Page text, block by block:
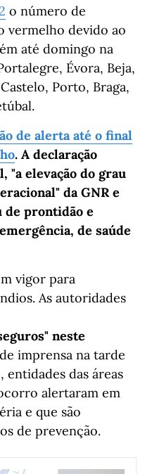
o número de
vermelho devido ao
até domingo na
Évora, Beja,
Porto, Braga,
de alerta até o final
. A declaração
"a elevação do grau
da GNR e
de prontidão e
de saúde
vigor para
As autoridades
neste
imprensa na tarde
das áreas
alertaram em
e que são
de prevenção.